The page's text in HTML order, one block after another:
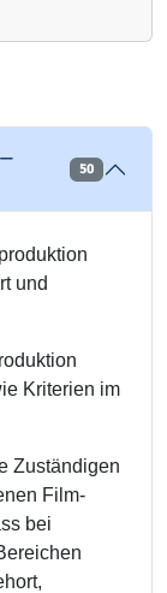
50
und
Kriterien im
Zuständigen
Film-
bei